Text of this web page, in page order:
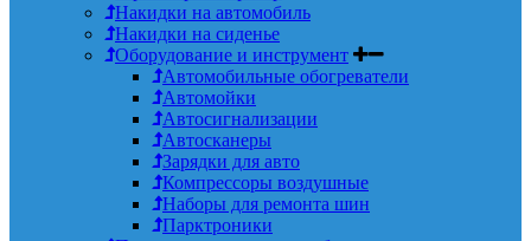
Накидки на автомобиль
Накидки на сиденье
Оборудование и инструмент
Автомобильные обогреватели
Автомойки
Автосигнализации
Автосканеры
Зарядки для авто
Компрессоры воздушные
Наборы для ремонта шин
Парктроники